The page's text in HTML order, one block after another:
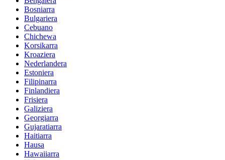
Bosniarra
Bulgariera
Cebuano
Chichewa
Korsikarra
Kroaziera
Nederlandera
Estoniera
Filipinarra
Finlandiera
Frisiera
Galiziera
Georgiarra
Gujaratiarra
Haitiarra
Hausa
Hawaiiarra